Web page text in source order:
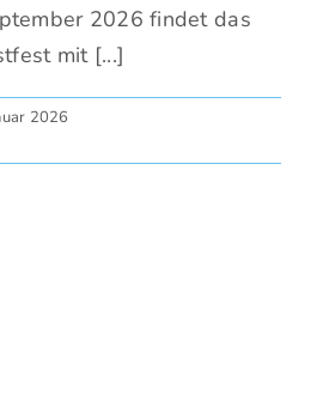
2026 findet das
mit [...]
2026